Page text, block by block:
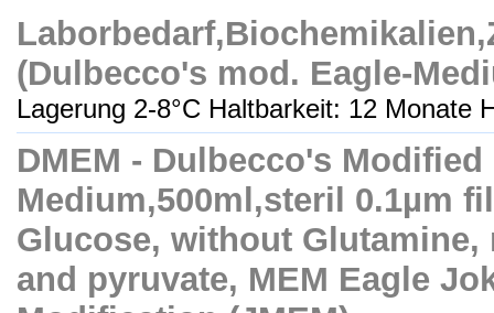
(Dulbecco's mod. Eagle-
Lagerung 2-8°C Haltbarkeit: 12 Monate
DMEM - Dulbecco's Modified
Medium,500ml,steril 0.1µm
Glucose, without
and pyruvate, MEM Eagle